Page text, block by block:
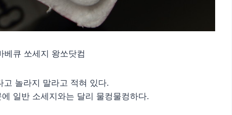
베큐 쏘세지 왕쏘닷컴
고 놀라지 말라고 적혀 있다.
일반 소세지와는 달리 물컹물컹하다.